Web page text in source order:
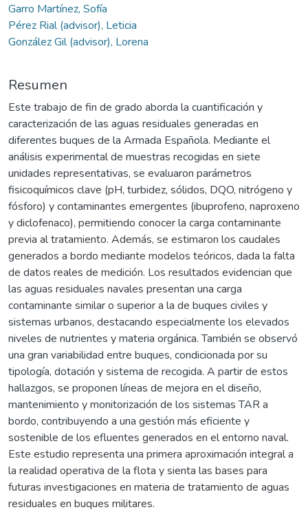
Garro Martínez, Sofía
Pérez Rial (advisor), Leticia
González Gil (advisor), Lorena
Resumen
Este trabajo de fin de grado aborda la cuantificación y
caracterización de las aguas residuales generadas en
diferentes buques de la Armada Española. Mediante el
análisis experimental de muestras recogidas en siete
unidades representativas, se evaluaron parámetros
fisicoquímicos clave (pH, turbidez, sólidos, DQO, nitrógeno y
fósforo) y contaminantes emergentes (ibuprofeno, naproxeno
y diclofenaco), permitiendo conocer la carga contaminante
previa al tratamiento. Además, se estimaron los caudales
generados a bordo mediante modelos teóricos, dada la falta
de datos reales de medición. Los resultados evidencian que
las aguas residuales navales presentan una carga
contaminante similar o superior a la de buques civiles y
sistemas urbanos, destacando especialmente los elevados
niveles de nutrientes y materia orgánica. También se observó
una gran variabilidad entre buques, condicionada por su
tipología, dotación y sistema de recogida. A partir de estos
hallazgos, se proponen líneas de mejora en el diseño,
mantenimiento y monitorización de los sistemas TAR a
bordo, contribuyendo a una gestión más eficiente y
sostenible de los efluentes generados en el entorno naval.
Este estudio representa una primera aproximación integral a
la realidad operativa de la flota y sienta las bases para
futuras investigaciones en materia de tratamiento de aguas
residuales en buques militares.